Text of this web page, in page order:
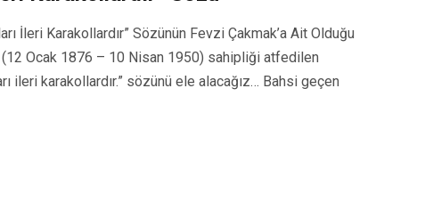
İleri Karakollardır” Sözünün Fevzi Çakmak’a Ait Olduğu
Ocak 1876 – 10 Nisan 1950) sahipliği atfedilen
ileri karakollardır.” sözünü ele alacağız… Bahsi geçen